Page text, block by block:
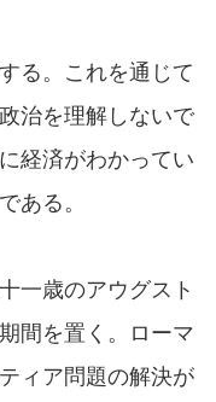
る。これを通じて
治を理解しないで
経済がわかってい
ある。
一歳のアウグスト
間を置く。ローマ
ィア問題の解決が